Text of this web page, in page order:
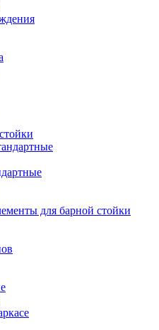
для барной стойки